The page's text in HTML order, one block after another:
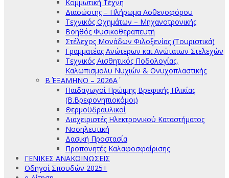
Κομμωτική Τέχνη
Διασώστης – Πλήρωμα Ασθενοφόρου
Τεχνικός Οχημάτων – Μηχανοτρονικής
Βοηθός Φυσικοθεραπευτή
Στέλεχος Μονάδων Φιλοξενίας (Τουριστικά)
Γραμματέας Ανώτερων και Ανώτατων Στελεχών
Τεχνικός Αισθητικός Ποδολογίας,
Καλωπισμολυ Νυχιών & Ονυχοπλαστικής
Β΄ ΕΞΑΜΗΝΟ – 2026Α΄
Παιδαγωγοί Πρώιμης Βρεφικής Ηλικίας
(Β.Βρεφονηπιοκόμοι)
Θερμοϋδραυλικοί
Διαχειριστές Ηλεκτρονικού Καταστήματος
Νοσηλευτική
Δασική Προστασία
Προπονητές Καλαφοσφαίρισης
ΓΕΝΙΚΕΣ ΑΝΑΚΟΙΝΩΣΕΙΣ
Οδηγοί Σπουδών 2025+